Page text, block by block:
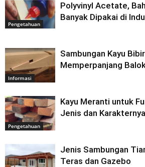
Pengetahuan
Polyvinyl Acetate,
Banyak Dipakai di
Informasi
Sambungan Kayu
Memperpanjang
Pengetahuan
Kayu Meranti untuk
Jenis dan Karakternya
Jenis Sambungan
Teras dan Gazebo